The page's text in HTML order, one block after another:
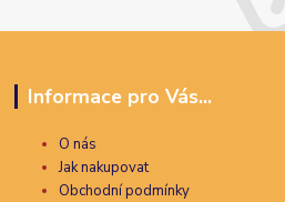
Informace pro Vás...
O nás
Jak nakupovat
Obchodní podmínky